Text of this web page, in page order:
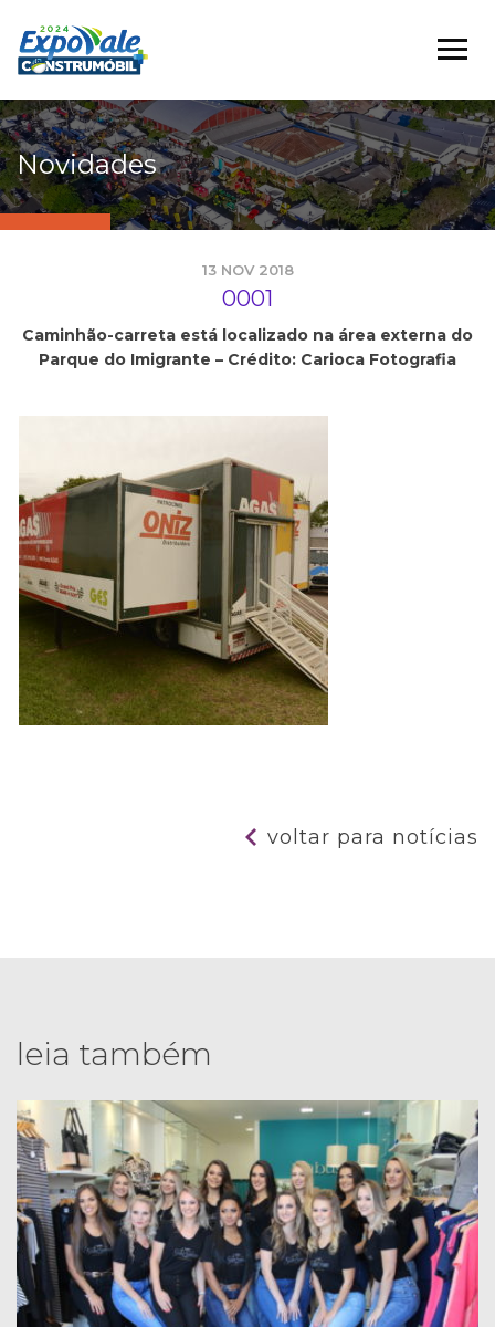
Novidades
13 NOV 2018
0001
Caminhão-carreta está localizado na área externa do
Parque do Imigrante – Crédito: Carioca Fotografia
voltar para notícias
leia também